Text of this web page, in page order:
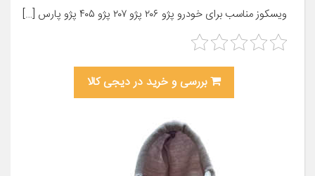
ویسکوز مناسب برای خودرو پژو ۲۰۶ پژو ۲۰۷ پژو ۴۰۵ پژو پارس […]
بررسی و خرید در دیجی کالا